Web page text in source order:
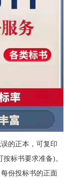
的正本，可复印
标书要求准备)。
份投标书的正面